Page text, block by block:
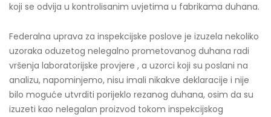
koji se odvija u kontrolisanim uvjetima u fabrikama duhana.
Federalna uprava za inspekcijske poslove je izuzela nekoliko
uzoraka oduzetog nelegalno prometovanog duhana radi
vršenja laboratorijske provjere , a uzorci koji su poslani na
analizu, napominjemo, nisu imali nikakve deklaracije i nije
bilo moguće utvrditi porijeklo rezanog duhana, osim da su
izuzeti kao nelegalan proizvod tokom inspekcijskog